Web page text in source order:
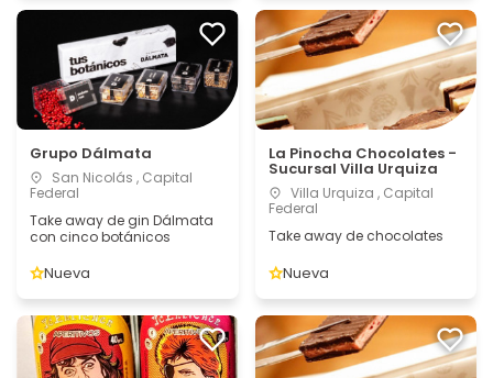
Grupo Dálmata
San Nicolás , Capital
Federal
Take away de gin Dálmata
con cinco botánicos
Nueva
La Pinocha Chocolates -
Sucursal Villa Urquiza
Villa Urquiza , Capital
Federal
Take away de chocolates
Nueva